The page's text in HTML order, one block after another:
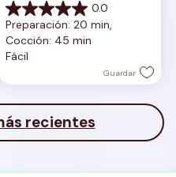
0.0
0.0
de
5
estrellas.
Preparación: 20 min,
Cocción: 45 min
Fácil
Guardar
recientes